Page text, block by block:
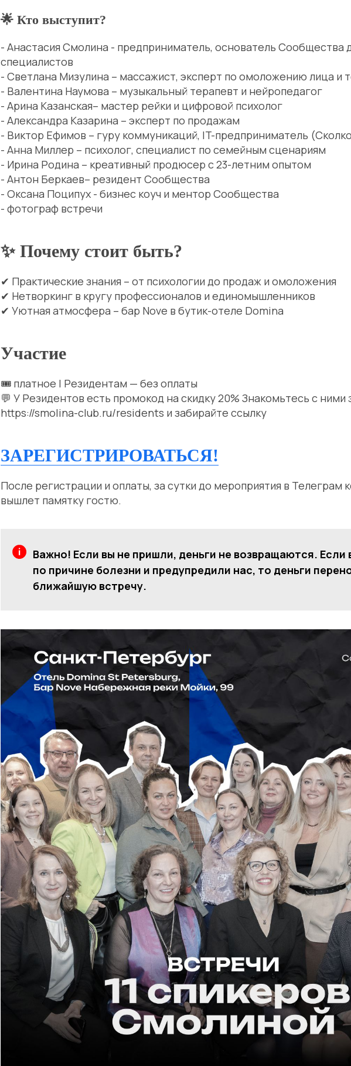
🌟 Кто выступит?
- Анастасия Смолина - предприниматель, основатель Сообщества
специалистов
- Светлана Мизулина – массажист, эксперт по омоложению лица и
- Валентина Наумова – музыкальный терапевт и нейропедагог
- Арина Казанская– мастер рейки и цифровой психолог
- Александра Казарина – эксперт по продажам
- Виктор Ефимов – гуру коммуникаций, IT-предприниматель
- Анна Миллер – психолог, специалист по семейным сценариям
- Ирина Родина – креативный продюсер с 23-летним опытом
- Антон Беркаев– резидент Сообщества
- Оксана Поципух - бизнес коуч и ментор Сообщества
- фотограф встречи
✨ Почему стоит быть?
✔ Практические знания – от психологии до продаж и омоложения
✔ Нетворкинг в кругу профессионалов и единомышленников
✔ Уютная атмосфера – бар Nove в бутик-отеле Domina
Участие
🎟 платное | Резидентам — без оплаты
💬 У Резидентов есть промокод на скидку 20% Знакомьтесь с ними
https://smolina-club.ru/residents и забирайте ссылку
ЗАРЕГИСТРИРОВАТЬСЯ!
После регистрации и оплаты, за сутки до мероприятия в Телеграм
вышлет памятку гостю.
Важно! Если вы не пришли, деньги не возвращаются. Если
по причине болезни и предупредили нас, то деньги
ближайшую встречу.